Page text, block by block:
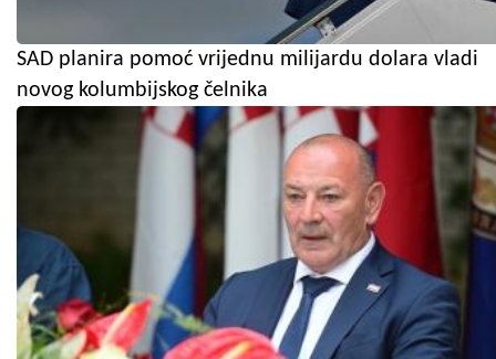
SAD planira pomoć vrijednu milijardu dolara vladi
novog kolumbijskog čelnika